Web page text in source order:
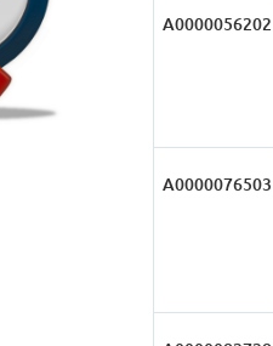
А0000056202
А0000076503